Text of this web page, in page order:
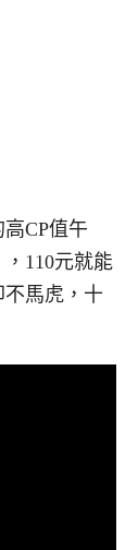
CP值午
，110元就能
馬虎，十